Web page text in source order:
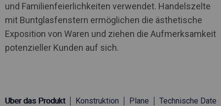
und Familienfeierlichkeiten verwendet. Handelszelte
mit Buntglasfenstern ermöglichen die ästhetische
Exposition von Waren und ziehen die Aufmerksamkeit
potenzieller Kunden auf sich.
Über das Produkt Konstruktion Plane Technische Daten